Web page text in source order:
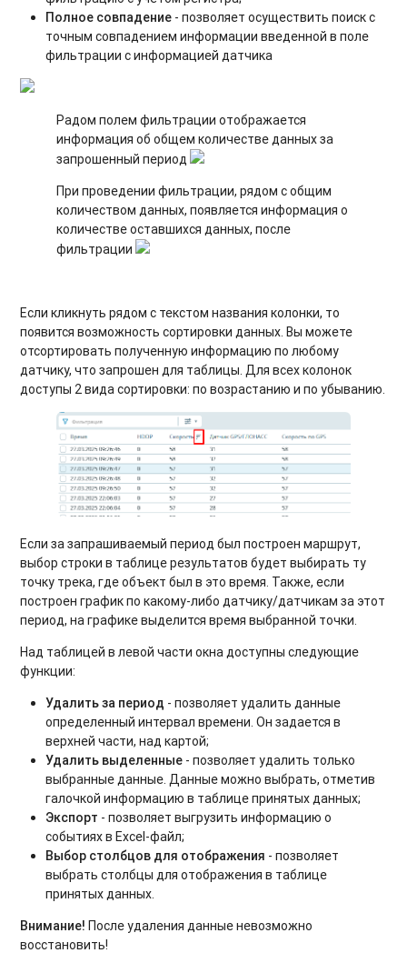
Полное совпадение - позволяет осуществить поиск с
точным совпадением информации введенной в поле
фильтрации с информацией датчика
Радом полем фильтрации отображается
информация об общем количестве данных за
запрошенный период
При проведении фильтрации, рядом с общим
количеством данных, появляется информация о
количестве оставшихся данных, после
фильтрации
Если кликнуть рядом с текстом названия колонки, то
появится возможность сортировки данных. Вы можете
отсортировать полученную информацию по любому
датчику, что запрошен для таблицы. Для всех колонок
доступы 2 вида сортировки: по возрастанию и по убыванию.
Если за запрашиваемый период был построен маршрут,
выбор строки в таблице результатов будет выбирать ту
точку трека, где объект был в это время. Также, если
построен график по какому-либо датчику/датчикам за этот
период, на графике выделится время выбранной точки.
Над таблицей в левой части окна доступны следующие
функции:
Удалить за период - позволяет удалить данные
определенный интервал времени. Он задается в
верхней части, над картой;
Удалить выделенные - позволяет удалить только
выбранные данные. Данные можно выбрать, отметив
галочкой информацию в таблице принятых данных;
Экспорт - позволяет выгрузить информацию о
событиях в Excel-файл;
Выбор столбцов для отображения - позволяет
выбрать столбцы для отображения в таблице
принятых данных.
Внимание! После удаления данные невозможно
восстановить!